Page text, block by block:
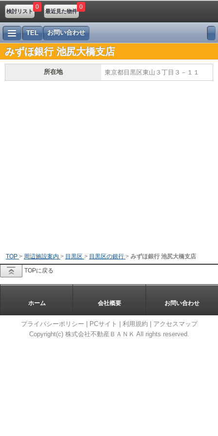
検討リスト
0
最近見た物件
0
TEL お問い合わせ
みずほ銀行 池尻大橋支店
所在地 東京都目黒区東山３丁目３－１１
TOP > 周辺施設案内 > 目黒区 > 目黒区の銀行 > みずほ銀行 池尻大橋支店
TOPに戻る
ホーム 会社概要 お問い合わせ
プライバシーポリシー PCサイト 利用規約
アクセスマップ
Copyright(c) 株式会社不動産ＢＡＮＫ All rights reserved.